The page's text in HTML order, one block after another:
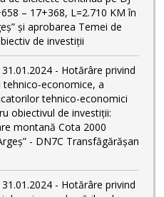
– 17+368, L=2.710 KM în
şi aprobarea Temei de
de investiţii
- Hotărâre privind
economice, a
tehnico-economici
obiectivul de investiții:
montană Cota 2000
- DN7C Transfăgărășan
- Hotărâre privind